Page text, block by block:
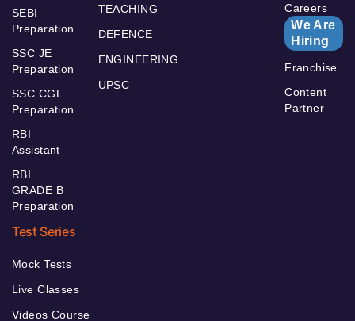
SEBI
Preparation
SSC JE
Preparation
SSC CGL
Preparation
RBI
Assistant
RBI
GRADE B
Preparation
TEACHING
DEFENCE
ENGINEERING
UPSC
Careers
We Are
Hiring
Franchise
Content
Partner
Test Series
Mock Tests
Live Classes
Videos Course